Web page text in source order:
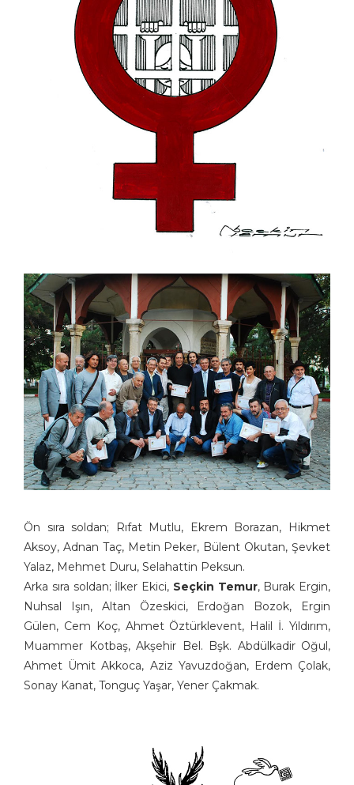
Ön sıra soldan; Rıfat Mutlu, Ekrem Borazan, Hikmet
Aksoy, Adnan Taç, Metin Peker, Bülent Okutan, Şevket
Yalaz, Mehmet Duru, Selahattin Peksun.
Arka sıra soldan; İlker Ekici, Seçkin Temur, Burak Ergin,
Nuhsal Işın, Altan Özeskici, Erdoğan Bozok, Ergin
Gülen, Cem Koç, Ahmet Öztürklevent, Halil İ. Yıldırım,
Muammer Kotbaş, Akşehir Bel. Bşk. Abdülkadir Oğul,
Ahmet Ümit Akkoca, Aziz Yavuzdoğan, Erdem Çolak,
Sonay Kanat, Tonguç Yaşar, Yener Çakmak.